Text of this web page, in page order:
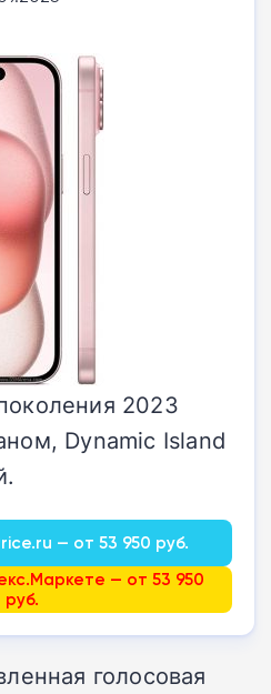
2023
Dynamic Island
— от 53 950 руб.
— от 53 950
руб.
голосовая